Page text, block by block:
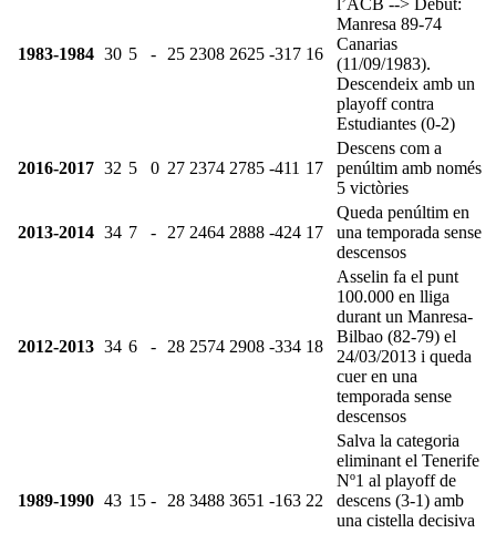
1983-1984 30 5 - 25 2308 2625 -317 16
Manresa 89-74
Canarias
(11/09/1983).
Descendeix amb un
playoff contra
Estudiantes (0-2)
2016-2017 32 5 0 27 2374 2785 -411 17
Descens com a
penúltim amb només
5 victòries
2013-2014 34 7 - 27 2464 2888 -424 17
Queda penúltim en
una temporada sense
descensos
2012-2013 34 6 - 28 2574 2908 -334 18
Asselin fa el punt
100.000 en lliga
durant un Manresa-
Bilbao (82-79) el
24/03/2013 i queda
cuer en una
temporada sense
descensos
1989-1990 43 15 - 28 3488 3651 -163 22
Salva la categoria
eliminant el Tenerife
Nº1 al playoff de
descens (3-1) amb
una cistella decisiva